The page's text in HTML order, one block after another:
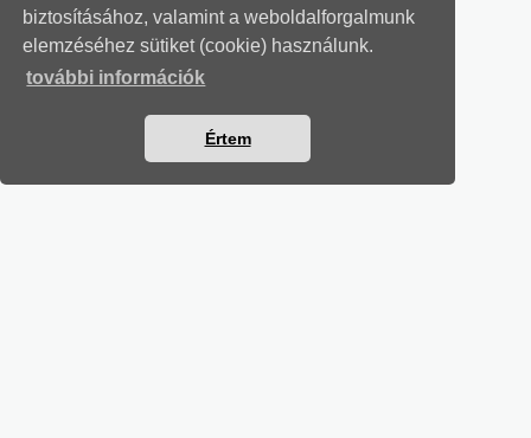
biztosításához, valamint a weboldalforgalmunk
elemzéséhez sütiket (cookie) használunk.
további információk
Értem